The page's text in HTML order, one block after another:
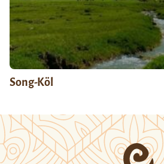
Song-Köl